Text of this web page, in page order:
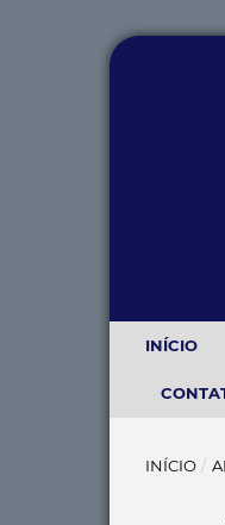
INÍCIO
INÍCIO /